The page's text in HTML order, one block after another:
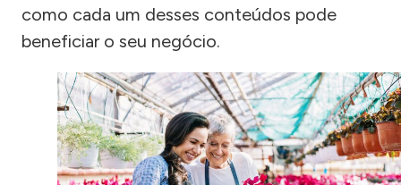
como cada um desses conteúdos pode
beneficiar o seu negócio.